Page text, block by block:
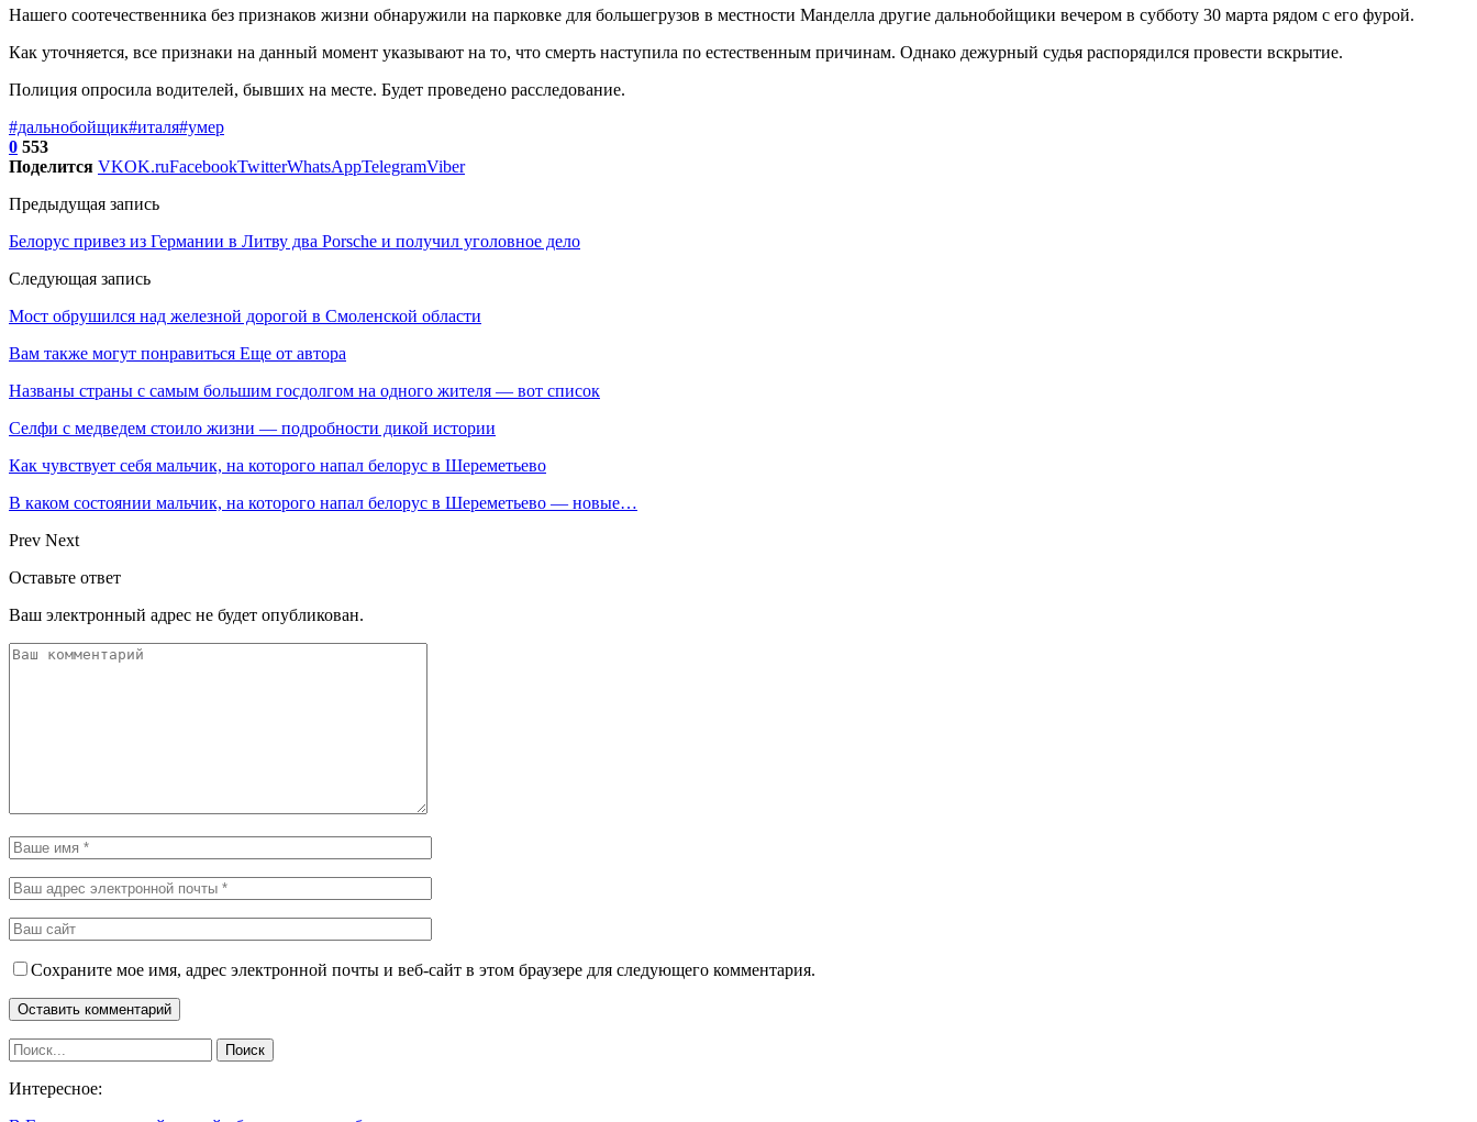
Нашего соотечественника без признаков жизни обнаружили на парковке для большегрузов в местности Манделла другие дальнобойщики вечером в субботу 30 марта рядом с его фурой.
Как уточняется, все признаки на данный момент указывают на то, что смерть наступила по естественным причинам. Однако дежурный судья распорядился провести вскрытие.
Полиция опросила водителей, бывших на месте. Будет проведено расследование.
#дальнобойщик#италя#умер
0 553
Поделится VKOK.ruFacebookTwitterWhatsAppTelegramViber
Предыдущая запись
Белорус привез из Германии в Литву два Porsche и получил уголовное дело
Следующая запись
Мост обрушился над железной дорогой в Смоленской области
Вам также могут понравиться Еще от автора
Названы страны с самым большим госдолгом на одного жителя — вот список
Селфи с медведем стоило жизни — подробности дикой истории
Как чувствует себя мальчик, на которого напал белорус в Шереметьево
В каком состоянии мальчик, на которого напал белорус в Шереметьево — новые…
Prev Next
Оставьте ответ
Ваш электронный адрес не будет опубликован.
Сохраните мое имя, адрес электронной почты и веб-сайт в этом браузере для следующего комментария.
Интересное: